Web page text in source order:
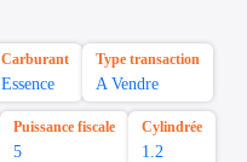
Carburant
Essence
Type transaction
A Vendre
Puissance fiscale
5
Cylindrée
1.2